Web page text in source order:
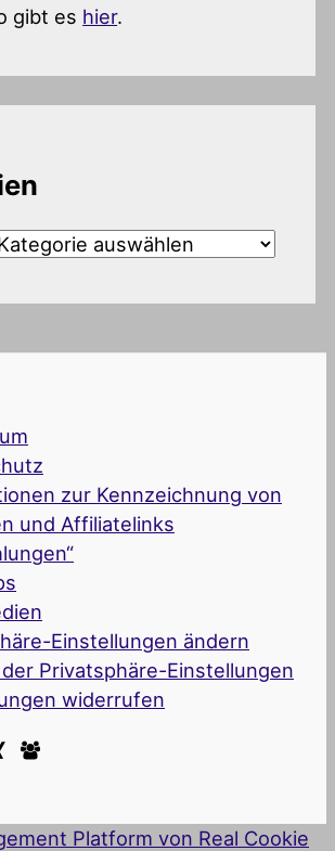
gibt es hier.
zur Kennzeichnung von
und Affiliatelinks
Einstellungen ändern
Privatsphäre-Einstellungen
widerrufen
Platform von Real Cookie